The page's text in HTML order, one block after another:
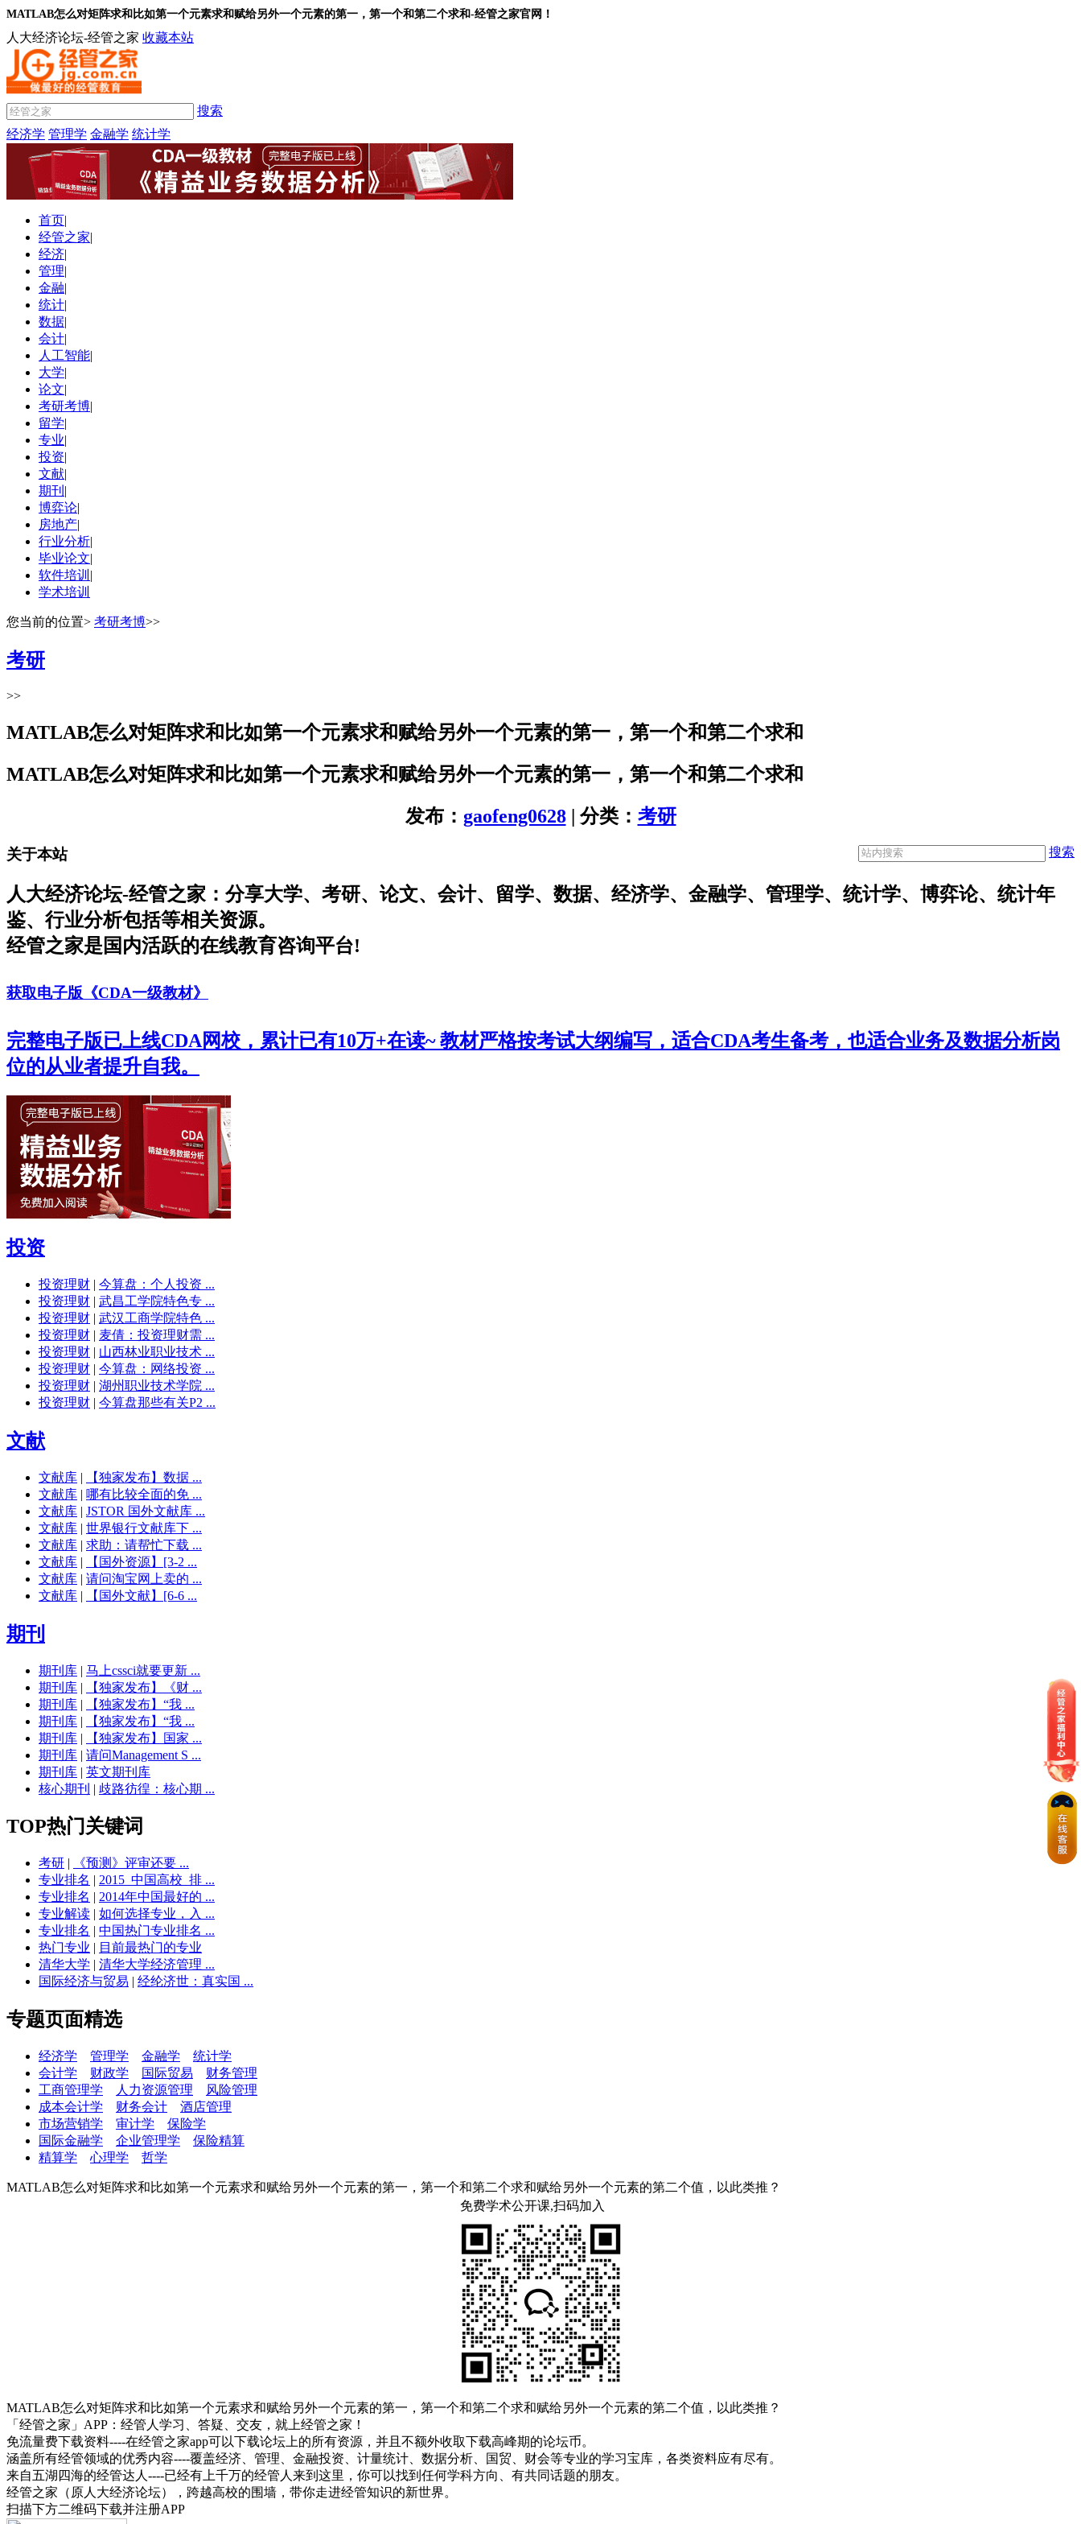
MATLAB怎么对矩阵求和比如第一个元素求和赋给另外一个元素的第一，第一个和第二个求和-经管之家官网！
人大经济论坛-经管之家 收藏本站
搜索
经济学 管理学 金融学 统计学
首页|
经管之家|
经济|
管理|
金融|
统计|
数据|
会计|
人工智能|
大学|
论文|
考研考博|
留学|
专业|
投资|
文献|
期刊 |
博弈论|
房地产|
行业分析|
毕业论文|
软件培训 |
学术培训
您当前的位置> 考研考博>>
考研
>>
MATLAB怎么对矩阵求和比如第一个元素求和赋给另外一个元素的第一，第一个和第二个求和
MATLAB怎么对矩阵求和比如第一个元素求和赋给另外一个元素的第一，第一个和第二个求和
发布： gaofeng0628| 分类： 考研
搜索
关于本站
人大经济论坛-经管之家：分享大学、考研、论文、会计、留学、数据、经济学、金融学、管理学、统计学、博弈论、统计年
鉴、行业分析包括等相关资源。
经管之家是国内活跃的在线教育咨询平台!
获取电子版《CDA一级教材》
完整电子版已上线CDA网校，累计已有10万+在读~ 教材严格按考试大纲编写，适合CDA考生备考，也适合业务及数据分析岗
位的从业者提升自我。
投资
投资理财 | 今算盘：个人投资 ...
投资理财 | 武昌工学院特色专 ...
投资理财 | 武汉工商学院特色 ...
投资理财 | 麦倩：投资理财需 ...
投资理财 | 山西林业职业技术 ...
投资理财 | 今算盘：网络投资 ...
投资理财 | 湖州职业技术学院 ...
投资理财 | 今算盘那些有关P2 ...
文献
文献库 |
【独家发布】数据 ...
文献库 | 哪有比较全面的免 ...
文献库 | JSTOR 国外文献库 ...
文献库 | 世界银行文献库下 ...
文献库 | 求助：请帮忙下载 ...
文献库 |
【国外资源】[3-2 ...
文献库 | 请问淘宝网上卖的 ...
文献库 | 【国外文献】[6-6 ...
期刊
期刊库 | 马上cssci就要更新 ...
期刊库 |
【独家发布】《财 ...
期刊库 |
【独家发布】“我 ...
期刊库 |
【独家发布】“我 ...
期刊库 |
【独家发布】国家 ...
期刊库 | 请问Management S ...
期刊库 | 英文期刊库
核心期刊 | 歧路彷徨：核心期 ...
TOP热门关键词
考研 |
《预测》评审还要 ...
专业排名 | 2015_中国高校_排 ...
专业排名 | 2014年中国最好的 ...
专业解读 | 如何选择专业，入 ...
专业排名 | 中国热门专业排名 ...
热门专业 | 目前最热门的专业
清华大学 | 清华大学经济管理 ...
国际经济与贸易 | 经纶济世：真实国 ...
专题页面精选
经济学 管理学 金融学
统计学
会计学
财政学 国际贸易
财务管理
工商管理学
人力资源管理
风险管理
成本会计学
财务会计
酒店管理
市场营销学
审计学
保险学
国际金融学
企业管理学
保险精算
精算学
心理学 哲学
MATLAB怎么对矩阵求和比如第一个元素求和赋给另外一个元素的第一，第一个和第二个求和赋给另外一个元素的第二个值，以此类推？
免费学术公开课,扫码加入
MATLAB怎么对矩阵求和比如第一个元素求和赋给另外一个元素的第一，第一个和第二个求和赋给另外一个元素的第二个值，以此类推？
「经管之家」APP：经管人学习、答疑、交友，就上经管之家！
免流量费下载资料----在经管之家app可以下载论坛上的所有资源，并且不额外收取下载高峰期的论坛币。
涵盖所有经管领域的优秀内容----覆盖经济、管理、金融投资、计量统计、数据分析、国贸、财会等专业的学习宝库，各类资料应有尽有。
来自五湖四海的经管达人----已经有上千万的经管人来到这里，你可以找到任何学科方向、有共同话题的朋友。
经管之家（原人大经济论坛），跨越高校的围墙，带你走进经管知识的新世界。
扫描下方二维码下载并注册APP